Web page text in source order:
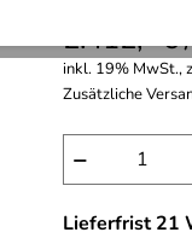
2.412,- €
inkl. 19% MwSt.,
Zusätzliche
−
Lieferfrist 21